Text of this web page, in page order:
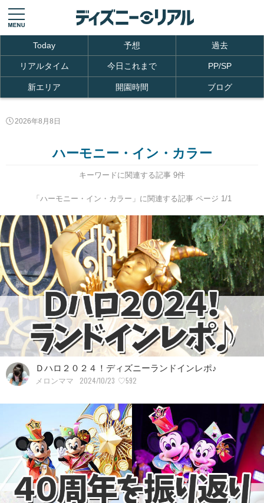
Today 予想 過去
リアルタイム 今日これまで PP/SP
新エリア 開園時間 ブログ
2026年8月8日
ハーモニー・イン・カラー
キーワードに関連する記事 9件
「ハーモニー・イン・カラー」に関連する記事 ページ 1/1
Ｄハロ２０２４！ディズニーランドインレポ♪
メロンママ 2024/10/23 ♡592